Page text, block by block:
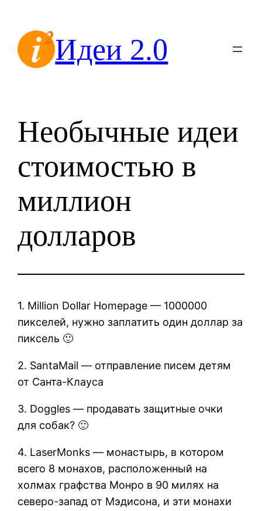
содержимомуИдеи 2.0
Необычные идеи
стоимостью в
миллион
долларов
1. Million Dollar Homepage — 1000000
пикселей, нужно заплатить один доллар за
пиксель 🙂
2. SantaMail — отправление писем детям
от Санта-Клауса
3. Doggles — продавать защитные очки
для собак? 🙂
4. LaserMonks — монастырь, в котором
всего 8 монахов, расположенный на
холмах графства Монро в 90 милях на
северо-запад от Мэдисона, и эти монахи